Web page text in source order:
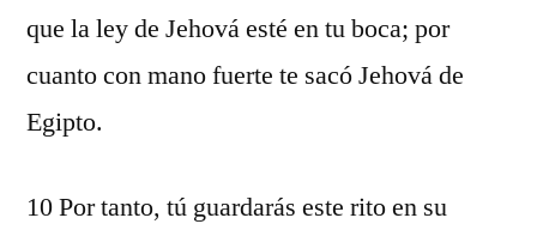
que la ley de Jehová esté en tu boca; por
cuanto con mano fuerte te sacó Jehová de
Egipto.
10 Por tanto, tú guardarás este rito en su